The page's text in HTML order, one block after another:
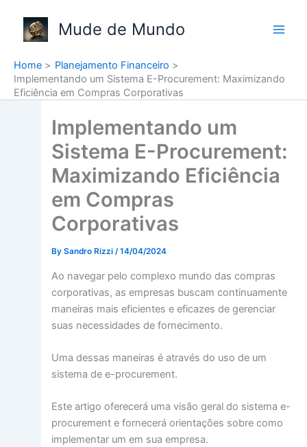
content
Mude de Mundo
Home
Planejamento Financeiro
Implementando um Sistema E-Procurement: Maximizando
Eficiência em Compras Corporativas
Implementando um
Sistema E-Procurement:
Maximizando Eficiência
em Compras
Corporativas
By Sandro Rizzi /14/04/2024
Ao navegar pelo complexo mundo das compras
corporativas, as empresas buscam continuamente
maneiras mais eficientes e eficazes de gerenciar
suas necessidades de fornecimento.
Uma dessas maneiras é através do uso de um
sistema de e-procurement.
Este artigo oferecerá uma visão geral do sistema e-
procurement e fornecerá orientações sobre como
implementar um em sua empresa.